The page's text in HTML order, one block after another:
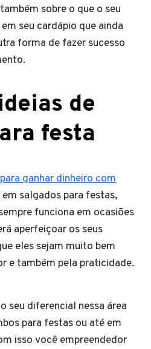
sobre o que o seu
seu cardápio que ainda
forma de fazer sucesso
de
festa
ganhar dinheiro com
salgados para festas,
funciona em ocasiões
aperfeiçoar os seus
eles sejam muito bem
e também pela praticidade.
seu diferencial nessa área
para festas ou até em
isso você empreendedor